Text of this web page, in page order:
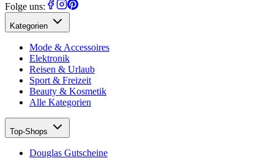
Folge uns:
Kategorien
Mode & Accessoires
Elektronik
Reisen & Urlaub
Sport & Freizeit
Beauty & Kosmetik
Alle Kategorien
Top-Shops
Douglas Gutscheine